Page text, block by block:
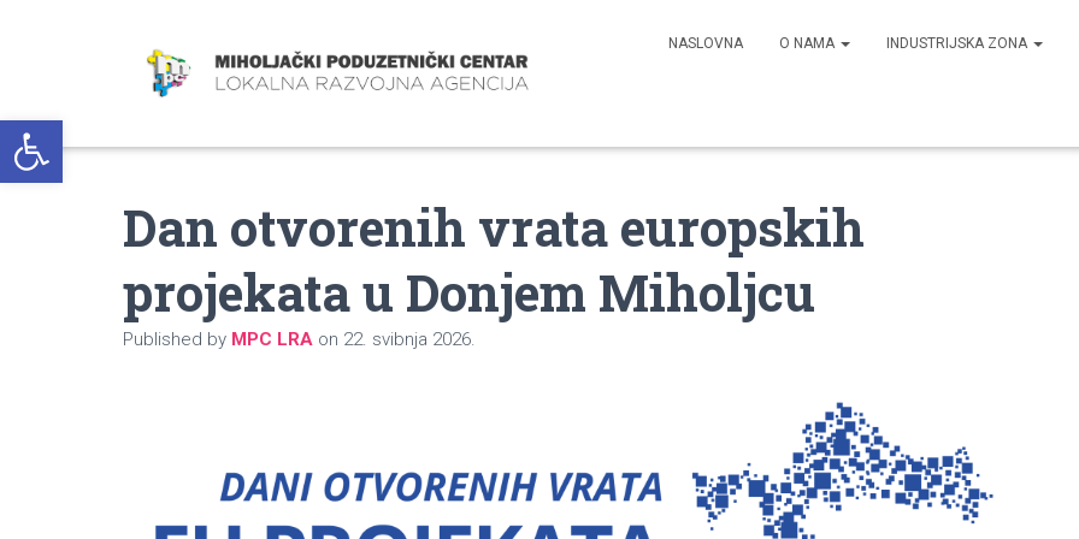
Open toolbar
NASLOVNA O NAMA INDUSTRIJSKA ZONA
Dan otvorenih vrata europskih
projekata u Donjem Miholjcu
Published by MPC LRA on 22. svibnja 2026.